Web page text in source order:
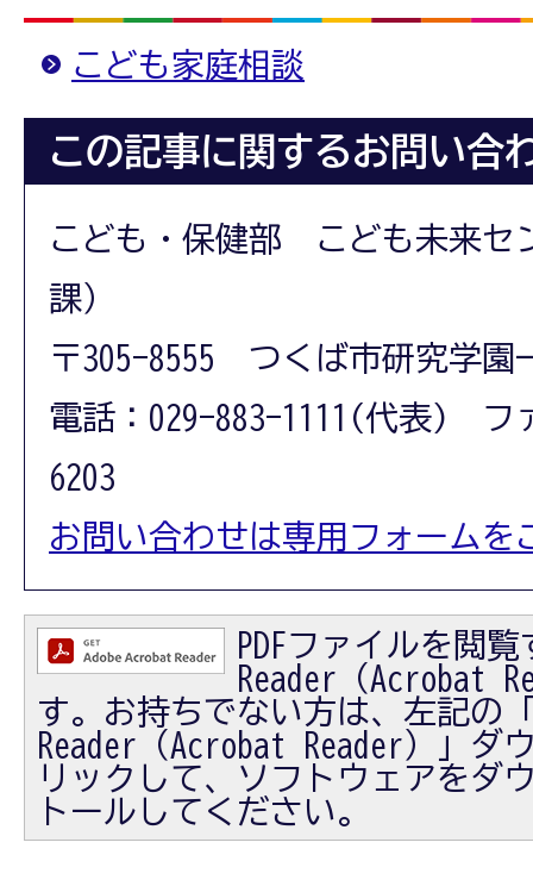
こども家庭相談
この記事に関するお問い合
こども・保健部 こども未来セ
課）
〒305-8555 つくば市研究学園
電話：029-883-1111(代表) フ
6203
お問い合わせは専用フォームを
PDFファイルを閲
Reader（Acrobat
す。お持ちでない方は、左記の
Reader（Acrobat Reader）」ダ
リックして、ソフトウェアをダ
トールしてください。